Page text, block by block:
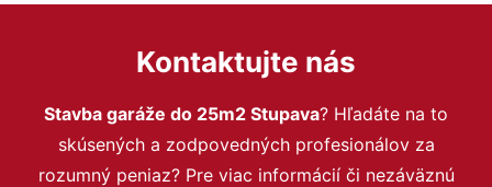
Kontaktujte nás
Stavba garáže do 25m2 Stupava? Hľadáte na to
skúsených a zodpovedných profesionálov za
rozumný peniaz? Pre viac informácií či nezáväznú